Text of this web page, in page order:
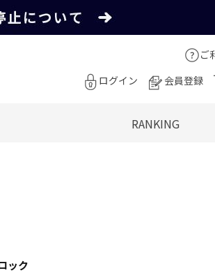
ご
ログイン
会員登録
RANKING
ック